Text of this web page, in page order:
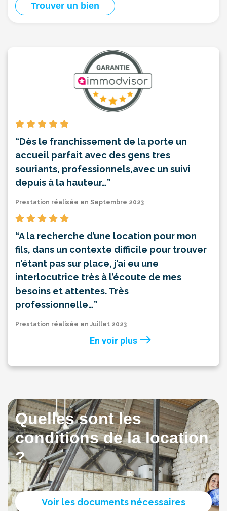
Trouver un bien
“Dès le franchissement de la porte un
accueil parfait avec des gens tres
souriants, professionnels,avec un suivi
depuis à la hauteur…”
Prestation réalisée en Septembre 2023
“A la recherche d’une location pour mon
fils, dans un contexte difficile pour trouver
n’étant pas sur place, j’ai eu une
interlocutrice très à l’écoute de mes
besoins et attentes. Très
professionnelle…”
Prestation réalisée en Juillet 2023
En voir plus
Quelles sont les
conditions de la location
?
Voir les documents nécessaires